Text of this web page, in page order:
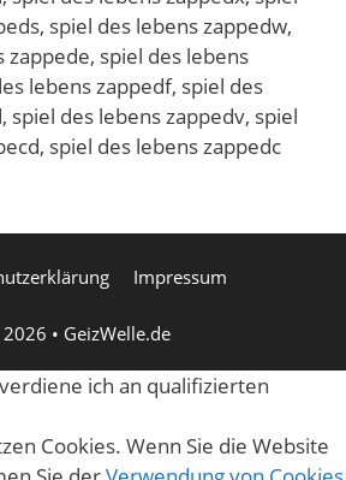
Impressum
• GeizWelle.de
ich an qualifizierten
Cookies. Wenn Sie die Website